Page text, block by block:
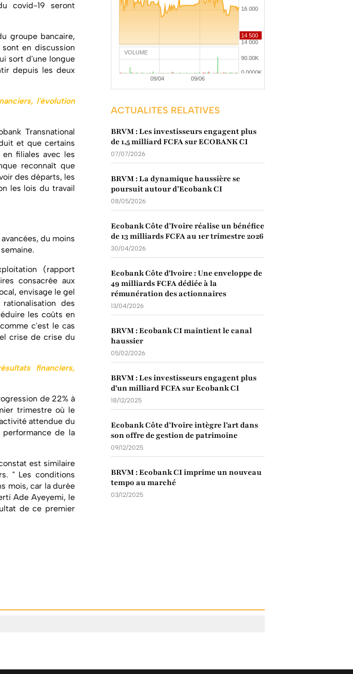
covid-19 seront
groupe bancaire,
en discussion
sort d'une longue
depuis les deux
l'évolution
Transnational
et que certains
filiales avec les
reconnaît que
des départs, les
les lois du travail
du moins
(rapport
consacrée aux
envisage le gel
des
les coûts en
c'est le cas
crise de crise du
financiers,
de 22% à
trimestre où le
attendue du
de la
est similaire
" Les conditions
mois, car la durée
Ade Ayeyemi, le
de ce premier
VOLUME
ACTUALITES RELATIVES
BRVM : Les investisseurs engagent plus
de 1,5 milliard FCFA sur ECOBANK CI
07/07/2026
BRVM : La dynamique haussière se
poursuit autour d’Ecobank CI
08/05/2026
Ecobank Côte d’Ivoire réalise un bénéfice
de 13 milliards FCFA au 1er trimestre 2026
30/04/2026
Ecobank Côte d'Ivoire : Une enveloppe de
49 milliards FCFA dédiée à la
rémunération des actionnaires
13/04/2026
BRVM : Ecobank CI maintient le canal
haussier
05/02/2026
BRVM : Les investisseurs engagent plus
d'un milliard FCFA sur Ecobank CI
18/12/2025
Ecobank Côte d’Ivoire intègre l’art dans
son offre de gestion de patrimoine
09/12/2025
BRVM : Ecobank CI imprime un nouveau
tempo au marché
03/12/2025